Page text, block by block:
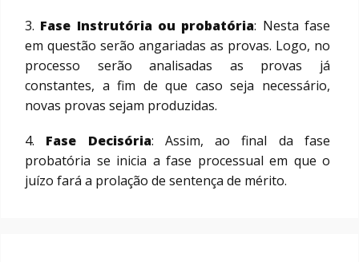
3. Fase Instrutória ou probatória: Nesta fase
em questão serão angariadas as provas. Logo, no
processo serão analisadas as provas já
constantes, a fim de que caso seja necessário,
novas provas sejam produzidas.
4. Fase Decisória: Assim, ao final da fase
probatória se inicia a fase processual em que o
juízo fará a prolação de sentença de mérito.